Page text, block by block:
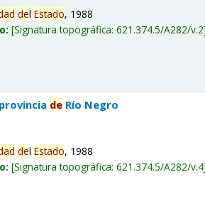
delEstado, 1988
Signatura topográfica:621.374.5/A282/v.2
de Río Negro
delEstado, 1988
Signatura topográfica:621.374.5/A282/v.4